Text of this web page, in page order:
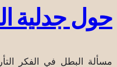
حول جدلية
مسألة البطل في الفكر